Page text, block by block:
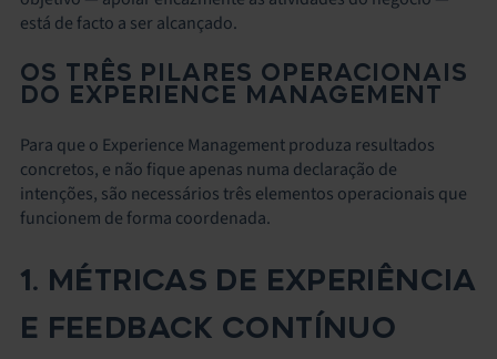
está de facto a ser alcançado.
OS TRÊS PILARES OPERACIONAIS
DO EXPERIENCE MANAGEMENT
Para que o Experience Management produza resultados
concretos, e não fique apenas numa declaração de
intenções, são necessários três elementos operacionais que
funcionem de forma coordenada.
1. MÉTRICAS DE EXPERIÊNCIA
E FEEDBACK CONTÍNUO